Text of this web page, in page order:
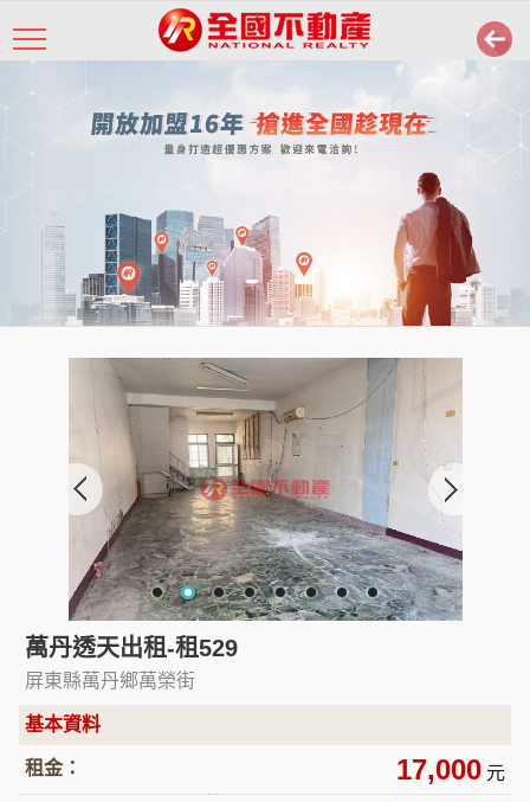
萬丹透天出租-租529
屏東縣萬丹鄉萬榮街
基本資料
租金： 17,000 元